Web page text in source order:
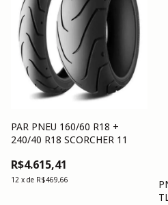
PAR PNEU 160/60 R18 +
240/40 R18 SCORCHER 11
R$4.615,41
12 x de R$469,66